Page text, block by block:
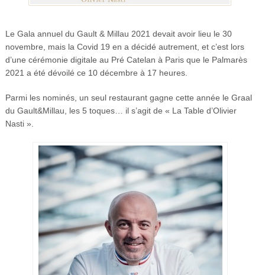
Le Gala annuel du Gault & Millau 2021 devait avoir lieu le 30
novembre, mais la Covid 19 en a décidé autrement, et c’est lors
d’une cérémonie digitale au Pré Catelan à Paris que le Palmarès
2021 a été dévoilé ce 10 décembre à 17 heures.
Parmi les nominés, un seul restaurant gagne cette année le Graal
du Gault&Millau, les 5 toques… il s’agit de « La Table d’Olivier
Nasti ».